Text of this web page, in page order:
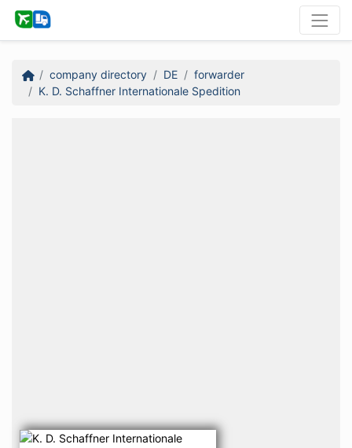
company directory DE
forwarder
K. D. Schaffner Internationale Spedition